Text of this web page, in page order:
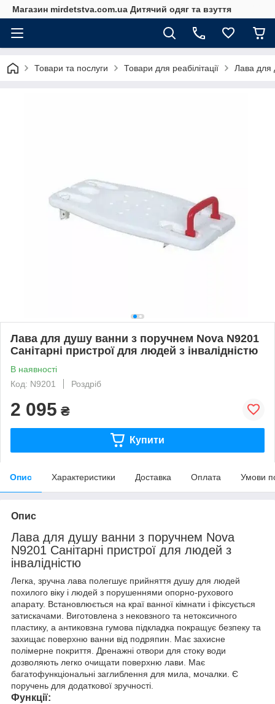
Магазин mirdetstva.com.ua Дитячий одяг та взуття
Товари та послуги Товари для реабілітації Лава для
Лава для душу ванни з поручнем Nova N9201
Санітарні пристрої для людей з інвалідністю
В наявності
Код: N9201
Роздріб
2 095 ₴
Купити
Опис Характеристики Доставка Оплата Умови
Опис
Лава для душу ванни з поручнем Nova
N9201 Санітарні пристрої для людей з
інвалідністю
Легка, зручна лава полегшує прийняття душу для людей
похилого віку і людей з порушеннями опорно-рухового
апарату. Встановлюється на краї ванної кімнати і фіксується
затискачами. Виготовлена ​​з нековзного та нетоксичного
пластику, а антиковзна гумова підкладка покращує безпеку та
захищає поверхню ванни від подряпин. Має захисне
полімерне покриття. Дренажні отвори для стоку води
дозволяють легко очищати поверхню лави. Має
багатофункціональні заглиблення для мила, мочалки. Є
поручень для додаткової зручності.
Функції: